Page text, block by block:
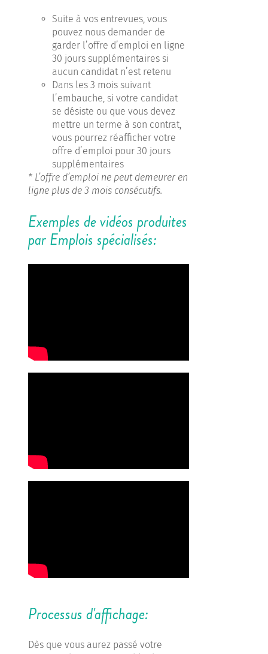
Suite à vos entrevues, vous
pouvez nous demander de
garder l’offre d’emploi en ligne
30 jours supplémentaires si
aucun candidat n’est retenu
Dans les 3 mois suivant
l’embauche, si votre candidat
se désiste ou que vous devez
mettre un terme à son contrat,
vous pourrez réafficher votre
offre d’emploi pour 30 jours
supplémentaires
* L’offre d’emploi ne peut demeurer en
ligne plus de 3 mois consécutifs.
Exemples de vidéos produites
par Emplois spécialisés:
Processus d'affichage:
Dès que vous aurez passé votre